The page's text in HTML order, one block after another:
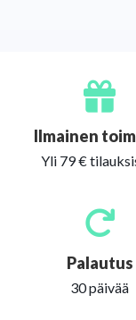
Ilmainen
Yli 79 €
Palautus
30 päivää